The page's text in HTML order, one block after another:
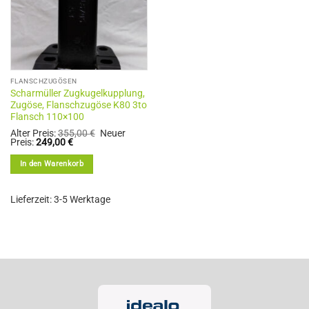
FLANSCHZUGÖSEN
Scharmüller Zugkugelkupplung,
Zugöse, Flanschzugöse K80 3to
Flansch 110×100
Alter Preis:355,00€ Ursprünglicher
Neuer
Preis: 249,00€Aktueller
ist:
249,00 €.
In den Warenkorb
Lieferzeit:3-5 Werktage